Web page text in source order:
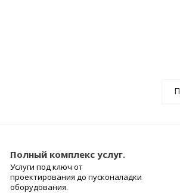
Полный комплекс услуг.
Услуги под ключ от
проектирования до пусконаладки
оборудования.